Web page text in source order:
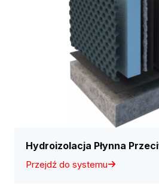
Hydroizolacja Płynna
Przejdź do systemu